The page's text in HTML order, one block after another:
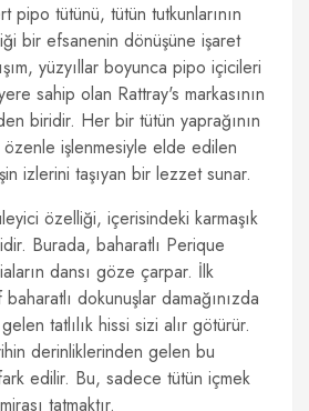
pipo tütünü, tütün tutkunlarının
bir efsanenin dönüşüne işaret
yüzyıllar boyunca pipo içicileri
sahip olan Rattray's markasının
biridir. Her bir tütün yaprağının
işlenmesiyle elde edilen
izlerini taşıyan bir lezzet sunar.
özelliği, içerisindeki karmaşık
Burada, baharatlı Perique
dansı göze çarpar. İlk
dokunuşlar damağınızda
tatlılık hissi sizi alır götürür.
derinliklerinden gelen bu
edilir. Bu, sadece tütün içmek
tatmaktır.